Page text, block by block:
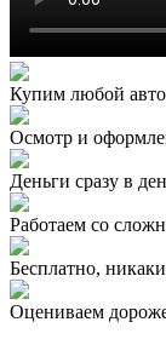
Купим любой
Осмотр и
Деньги сразу в
Работаем со
Бесплатно,
Оцениваем